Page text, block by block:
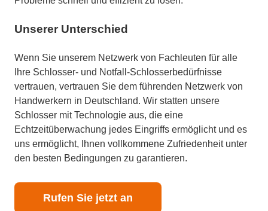
Unserer Unterschied
Wenn Sie unserem Netzwerk von Fachleuten für alle
Ihre Schlosser- und Notfall-Schlosserbedürfnisse
vertrauen, vertrauen Sie dem führenden Netzwerk von
Handwerkern in Deutschland. Wir statten unsere
Schlosser mit Technologie aus, die eine
Echtzeitüberwachung jedes Eingriffs ermöglicht und es
uns ermöglicht, Ihnen vollkommene Zufriedenheit unter
den besten Bedingungen zu garantieren.
Rufen Sie jetzt an